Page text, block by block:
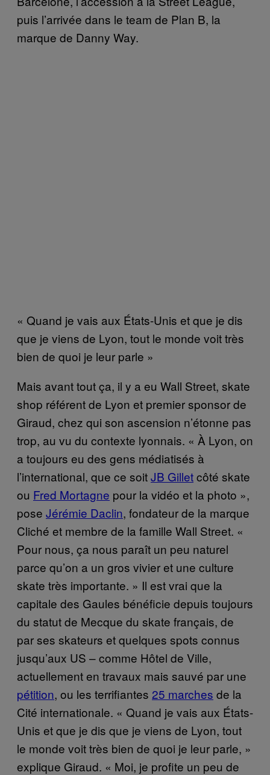
puis l’arrivée dans le team de Plan B, la
marque de Danny Way.
« Quand je vais aux États-Unis et que je dis
que je viens de Lyon, tout le monde voit très
bien de quoi je leur parle »
Mais avant tout ça, il y a eu Wall Street, skate
shop référent de Lyon et premier sponsor de
Giraud, chez qui son ascension n’étonne pas
trop, au vu du contexte lyonnais. « À Lyon, on
a toujours eu des gens médiatisés à
l’international, que ce soitJB Gilletcôté skate
ou Fred Mortagne pour la vidéo et la photo »,
pose Jérémie Daclin, fondateur de la marque
Cliché et membre de la famille Wall Street. «
Pour nous, ça nous paraît un peu naturel
parce qu’on a un gros vivier et une culture
skate très importante. » Il est vrai que la
capitale des Gaules bénéficie depuis toujours
du statut de Mecque du skate français, de
par ses skateurs et quelques spots connus
jusqu’aux US – comme Hôtel de Ville,
actuellement en travaux mais sauvé par une
pétition, ou les terrifiantes 25 marches de la
Cité internationale. « Quand je vais aux États-
Unis et que je dis que je viens de Lyon, tout
le monde voit très bien de quoi je leur parle, »
explique Giraud. « Moi, je profite un peu de